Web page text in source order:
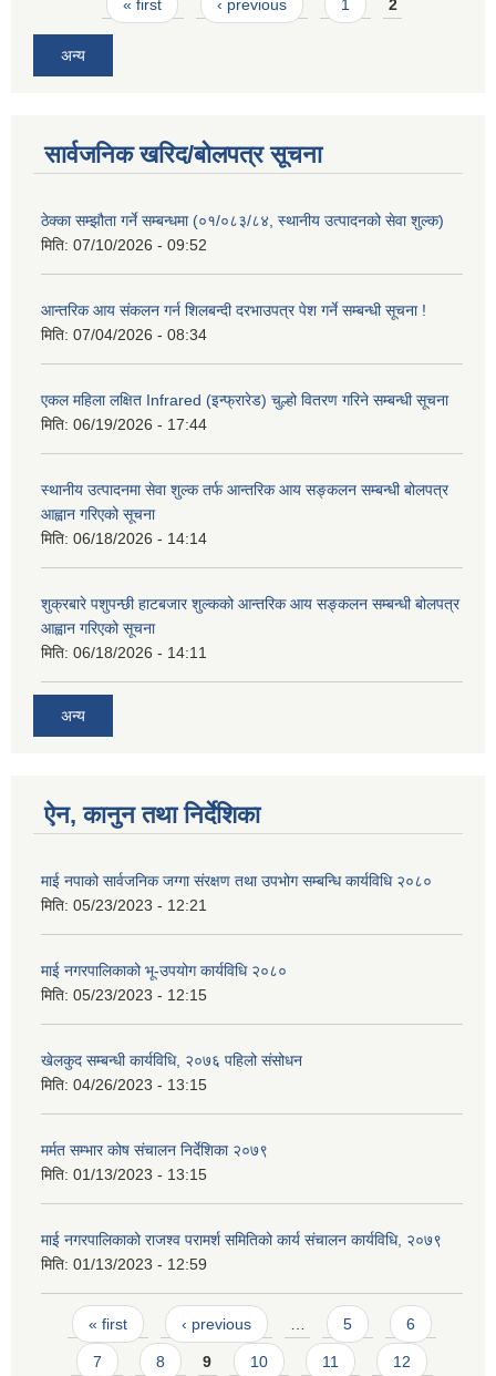
« first ‹ previous 1 2
अन्य
सार्वजनिक खरिद/बोलपत्र सूचना
ठेक्का सम्झौता गर्ने सम्बन्धमा (०१/०८३/८४, स्थानीय उत्पादनको सेवा शुल्क)
मिति: 07/10/2026 - 09:52
आन्तरिक आय संकलन गर्न शिलबन्दी दरभाउपत्र पेश गर्ने सम्बन्धी सूचना !
मिति: 07/04/2026 - 08:34
एकल महिला लक्षित Infrared (इन्फ्रारेड) चुल्हो वितरण गरिने सम्बन्धी सूचना
मिति: 06/19/2026 - 17:44
स्थानीय उत्पादनमा सेवा शुल्क तर्फ आन्तरिक आय सङ्कलन सम्बन्धी बोलपत्र
आह्वान गरिएको सूचना
मिति: 06/18/2026 - 14:14
शुक्रबारे पशुपन्छी हाटबजार शुल्कको आन्तरिक आय सङ्कलन सम्बन्धी बोलपत्र
आह्वान गरिएको सूचना
मिति: 06/18/2026 - 14:11
अन्य
ऐन, कानुन तथा निर्देशिका
माई नपाको सार्वजनिक जग्गा संरक्षण तथा उपभोग सम्बन्धि कार्यविधि २०८०
मिति: 05/23/2023 - 12:21
माई नगरपालिकाको भू-उपयोग कार्यविधि २०८०
मिति: 05/23/2023 - 12:15
खेलकुद सम्बन्धी कार्यविधि, २०७६ पहिलो संसोधन
मिति: 04/26/2023 - 13:15
मर्मत सम्भार कोष संचालन निर्देशिका २०७९
मिति: 01/13/2023 - 13:15
माई नगरपालिकाको राजश्व परामर्श समितिको कार्य संचालन कार्यविधि, २०७९
मिति: 01/13/2023 - 12:59
Pages
« first ‹ previous … 5 6
7 8 9 10 11 12